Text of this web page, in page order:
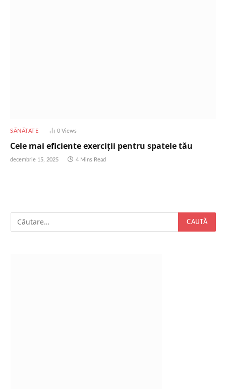
SĂNĂTATE 0Views
Cele mai eficiente exerciții pentru spatele tău
decembrie 15, 2025 4 Mins Read